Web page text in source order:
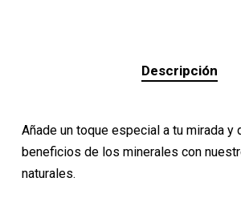
Descripción
Añade un toque especial a tu mirada y
beneficios de los minerales con
naturales.